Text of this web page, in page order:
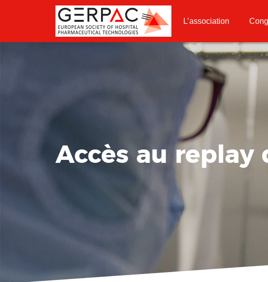
L’association
Accès au replay